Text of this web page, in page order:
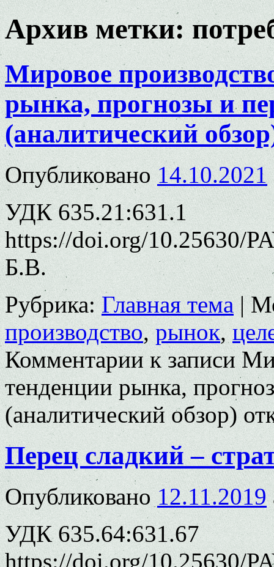
Архив метки:
Мировое
рынка, прогнозы и
(аналитический
Опубликовано 14.10.2021
УДК 635.21:631.1
https://doi.org/10.25630/
Б.В.
Рубрика: Главная тема |
производство,рынок,
Комментариик записи
тенденции рынка,
(аналитический обзор)
Перец сладкий –
Опубликовано 12.11.2019
УДК 635.64:631.67
https://doi.org/10.25630/